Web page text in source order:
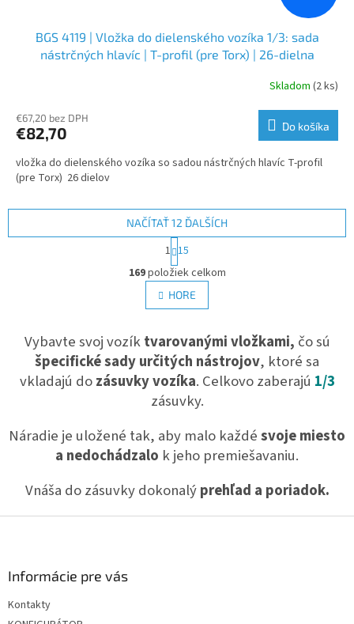
BGS 4119 | Vložka do dielenského vozíka 1/3: sada
nástrčných hlavíc | T-profil (pre Torx) | 26-dielna
Skladom (2 ks)
€67,20 bez DPH
€82,70 Do košíka
vložka do dielenského vozíka so sadou nástrčných hlavíc T-profil
(pre Torx) 26 dielov
O
v
l
á
a
c
i
e
p
v
k
y
ý
i
NAČÍTAŤ 12 ĎALŠÍCH
S
t
r
á
n
k
v
a
n
i
e
1 15
169položiek celkom
HORE
Vybavte svoj vozíktvarovanými vložkami, čo sú
špecifické sady určitých nástrojov, ktoré sa
vkladajú dozásuvky vozíka. Celkovo zaberajú 1/3
zásuvky.
Náradie je uložené tak, aby malo každésvoje miesto
a nedochádzalo k jeho premiešavaniu.
Vnáša do zásuvky dokonalýprehľad a poriadok.
Informácie pre vás
Kontakty